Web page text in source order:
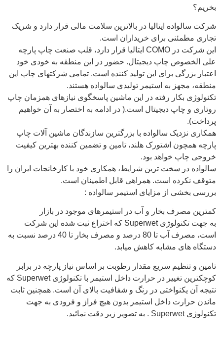
بخریم؟
شرکت سالواده ایتالیا در بالاترین سلامت مالی قرار دارد و شریک
تجاری مطمئنی برای خریداران است.
این شرکت در COMO ایتالیا قرار دارد، قلب صنعت چاپ پارچه
علی الخصوص چاپ دیجیتال. حضور در این منطقه به خودی خود
اعتبار بزرگی برای این تولید کننده است. تمامی شرکتهای چاپ این
منطقه، مجهز به استیمر تولیدی سالواده هستند.
تکنولوژی بکار رفته در این ماشین پاسخگوی نیازهای همزمان چاپ
روتاری و چاپ دیجیتال است.( در ادامه به اختصار به آن خواهیم
پرداخت).
همکاری نزدیک سالواده با بزرگترین سازندگان ماشین آلات چاپ
پارچه همچون اشتورک هلند، تامین و تضمین کننده بهترین کیفیت
خروجی چاپ خواهد بود.
سالواده در سخت ترین شرایط، همکاری خود با کارخانجات ایران را
متوقف نکرده است. همراهی قابل اطمینان است.
بررسی بخشی از مزایای استیمر سالواده :
کمترین مصرف بخار و آب در استیمرهای موجود در بازار
به جهت تکنولوژی Superwet که اختراع ثبت شده این شرکت
است، مصرف آب تا 80 درصد و مصرف بخار تا 40 درصد نسبت به
دستگاه های مشابه کاهش میابد.
تامین و تنظیم سریع مقدار رطوبت بر اساس نیاز پارچه در برابر
کوچکترین تغییر در حرارت داخل استیمر با تکنولوژی Superwet که
نتیجه آن یکنواختی در رنگ و شفافیت بالای آن است. همچنین ثابت
ماندن حرارت داخل استیمر بدون هیچ فراز و فرودی به جهت
تکنولوژی Superwet . به تصویر زیر دقت نمائید.